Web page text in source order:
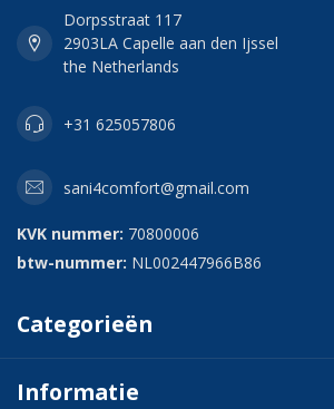
Dorpsstraat 117
2903LA Capelle aan den Ijssel
the Netherlands
+31 625057806
sani4comfort@gmail.com
KVK nummer: 70800006
btw-nummer: NL002447966B86
Categorieën
Informatie